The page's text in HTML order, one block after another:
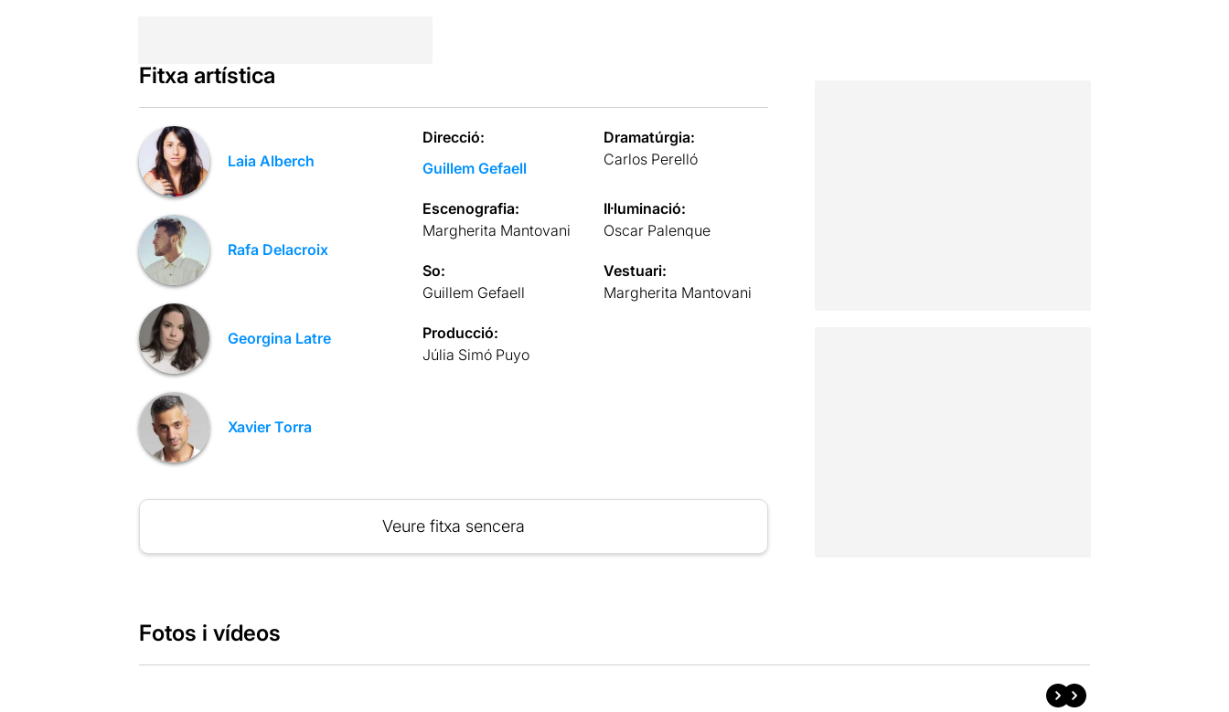
Fitxa artística
Laia Alberch
Rafa Delacroix
Georgina Latre
Xavier Torra
Direcció:
Guillem Gefaell
Dramatúrgia:
Carlos Perelló
Escenografia:
Margherita Mantovani
Il·luminació:
Oscar Palenque
So:
Guillem Gefaell
Vestuari:
Margherita Mantovani
Producció:
Júlia Simó Puyo
Veure fitxa sencera
Fotos i vídeos